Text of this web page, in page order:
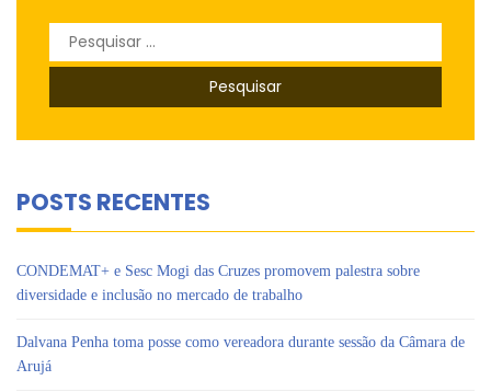
Pesquisar
por:
POSTS RECENTES
CONDEMAT+ e Sesc Mogi das Cruzes promovem palestra sobre
diversidade e inclusão no mercado de trabalho
Dalvana Penha toma posse como vereadora durante sessão da Câmara de
Arujá